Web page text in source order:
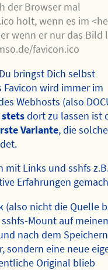
der Browser mal
holt, wenn es im
wenn er nur das Bild
favicon.ico
bringst Dich selbst
Favicon wird immer im
Webhosts (also
stetsdort zu lassen ist
Variante, die
mit Links und sshfs
Erfahrungen
(also nicht die Quelle
Mount auf
nach dem
sondern eine neue
Original blieb